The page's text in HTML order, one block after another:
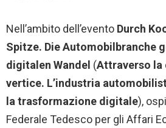
Nell’ambito dell’evento Durch
Spitze. Die Automobilbranche
digitalen Wandel (Attraverso la
vertice. L’industria
la trasformazione digitale),
Federale Tedesco per gli Affari